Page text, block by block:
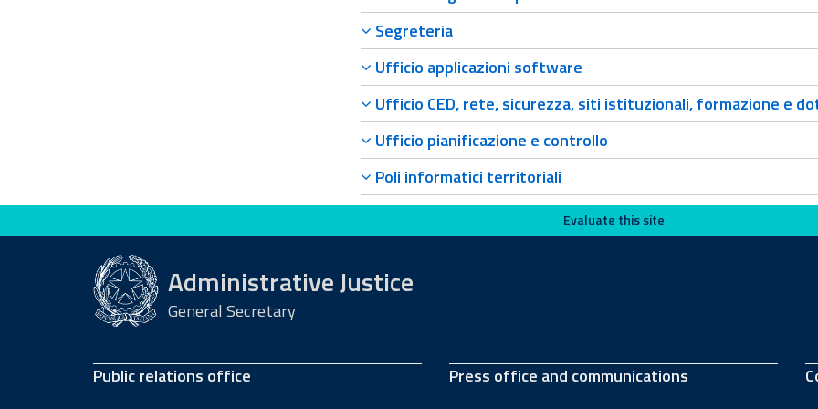
Segreteria
Ufficio applicazioni software
Ufficio CED, rete, sicurezza, siti istituzionali, formazione e
Ufficio pianificazione e controllo
Poli informatici territoriali
Evaluate this site Evaluate this site
Administrative Justice
General Secretary
Public relations office Press office and communications